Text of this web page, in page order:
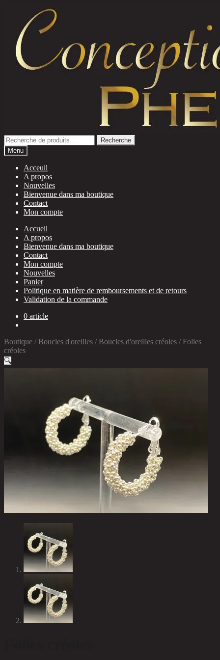
navigation
contenu
Recherche
pour :
Recherche
Menu
Acceuil
A propos
Nouvelles
Bienvenue dans ma boutique
Contact
Mon compte
Accueil
A propos
Bienvenue dans ma boutique
Contact
Mon compte
Nouvelles
Panier
Politique en matière de remboursements et de retours
Validation de la commande
0 article
Boutique / Boucles d'oreilles / Boucles d'oreilles créoles / Folies
créoles
🔍